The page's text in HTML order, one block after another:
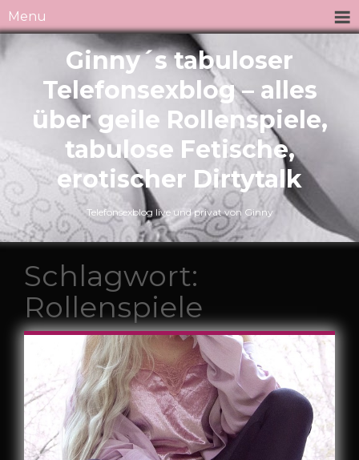
Menu
Ginny´s tabuloser
Telefonsexblog – alles
über geile Rollenspiele,
tabulose Fetische,
erotischer Dirtytalk
Telefonsexblog live und privat von Ginny
Schlagwort:
Rollenspiele